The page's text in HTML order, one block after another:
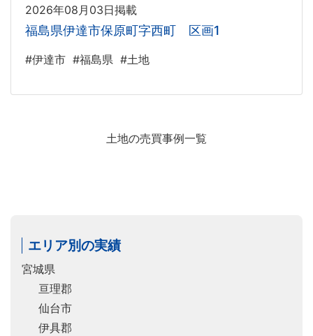
2026年08月03日掲載
福島県伊達市保原町字西町 区画1
#伊達市 #福島県 #土地
土地の売買事例一覧
エリア別の実績
宮城県
亘理郡
仙台市
伊具郡